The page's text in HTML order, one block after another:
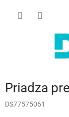
Priadza
DS77575061